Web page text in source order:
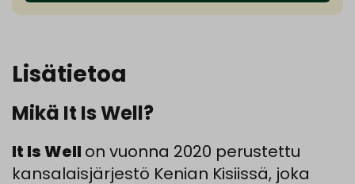
Lisätietoa
Mikä It Is Well?
It Is Well on vuonna 2020 perustettu
kansalaisjärjestö Kenian Kisiissä, joka